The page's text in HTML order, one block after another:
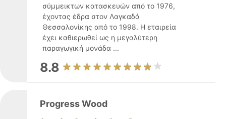
σύμμεικτων κατασκευών από το 1976,
έχοντας έδρα στον Λαγκαδά
Θεσσαλονίκης από το 1998. Η εταιρεία
έχει καθιερωθεί ως η μεγαλύτερη
παραγωγική μονάδα ...
8.8
Progress Wood